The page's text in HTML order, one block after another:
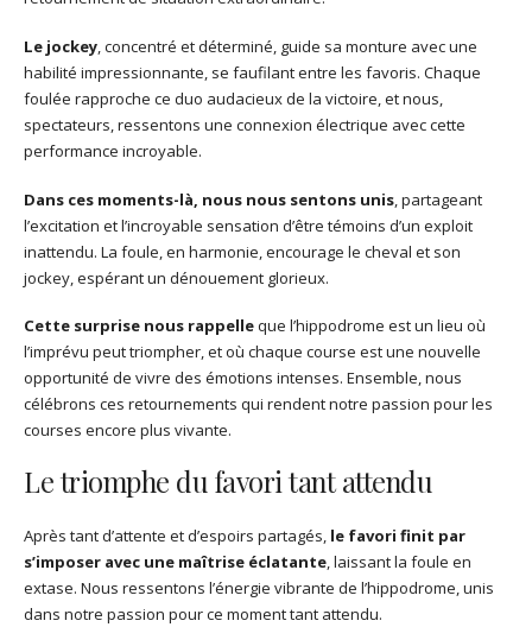
Le jockey, concentré et déterminé, guide sa monture avec une
habilité impressionnante, se faufilant entre les favoris. Chaque
foulée rapproche ce duo audacieux de la victoire, et nous,
spectateurs, ressentons une connexion électrique avec cette
performance incroyable.
Dans ces moments-là, nous nous sentons unis, partageant
l’excitation et l’incroyable sensation d’être témoins d’un exploit
inattendu. La foule, en harmonie, encourage le cheval et son
jockey, espérant un dénouement glorieux.
Cette surprise nous rappelleque l’hippodrome est un lieu où
l’imprévu peut triompher, et où chaque course est une nouvelle
opportunité de vivre des émotions intenses. Ensemble, nous
célébrons ces retournements qui rendent notre passion pour les
courses encore plus vivante.
Le triomphe du favori tant attendu
Après tant d’attente et d’espoirs partagés, le favori finit par
s’imposer avec une maîtrise éclatante, laissant la foule en
extase. Nous ressentons l’énergie vibrante de l’hippodrome, unis
dans notre passion pour ce moment tant attendu.